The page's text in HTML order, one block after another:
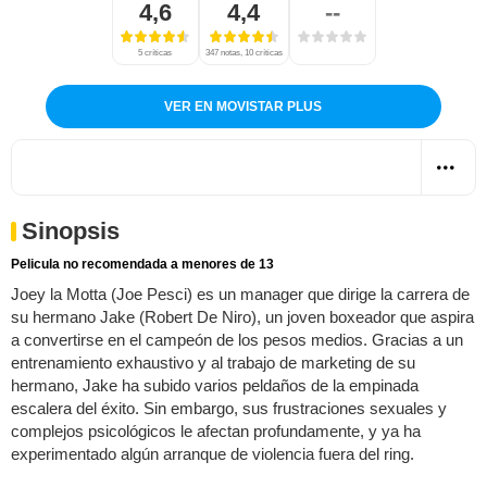
4,6
5 críticas
4,4
347 notas, 10 críticas
--
VER EN MOVISTAR PLUS
Sinopsis
Pelicula no recomendada a menores de 13
Joey la Motta (Joe Pesci) es un manager que dirige la carrera de
su hermano Jake (Robert De Niro), un joven boxeador que aspira
a convertirse en el campeón de los pesos medios. Gracias a un
entrenamiento exhaustivo y al trabajo de marketing de su
hermano, Jake ha subido varios peldaños de la empinada
escalera del éxito. Sin embargo, sus frustraciones sexuales y
complejos psicológicos le afectan profundamente, y ya ha
experimentado algún arranque de violencia fuera del ring.